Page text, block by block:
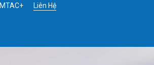
MTAC+ Liên Hệ